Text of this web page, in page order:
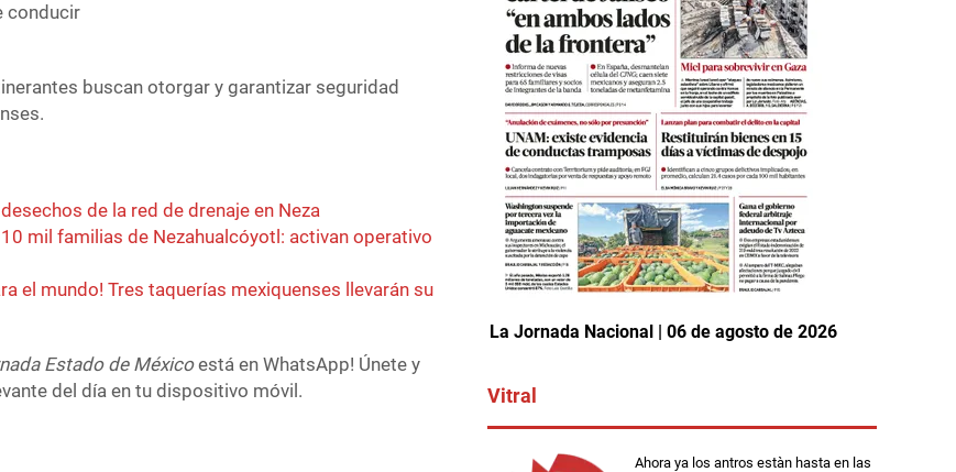
conducir
buscan otorgar y garantizar seguridad
de la red de drenaje en Neza
mil familias de Nezahualcóyotl: activan operativo
el mundo! Tres taquerías mexiquenses llevarán su
Estado de Méxicoestá en WhatsApp! Únete y
del día en tu dispositivo móvil.
La Jornada Nacional | 06 de agosto de 2026
Vitral
Ahora ya los antros estàn hasta en las